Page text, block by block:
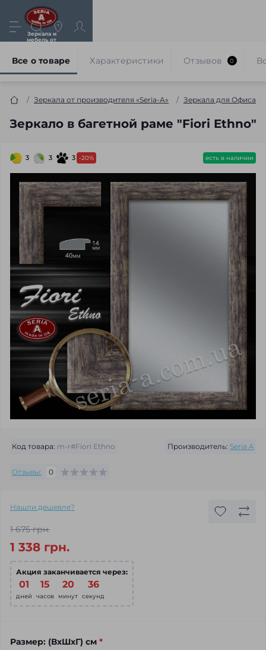
Зеркала и
мебель от
Зеркала от производителя «Seria-A» Зеркала для Офиса
Зеркало в багетной раме "Fiori Ethno"
Все о товаре Характеристики Отзывов 0
3 3 3 -20% есть в наличии
Код товара: m-r#Fiori Ethno Производитель: Seria A
Отзывы: 0
Нашли дешевле?
1 675 грн.
1 338 грн.
Акция заканчивается через:
01
дней
15
часов
20
минут
35
секунд
Размер: (ВхШхГ) см *